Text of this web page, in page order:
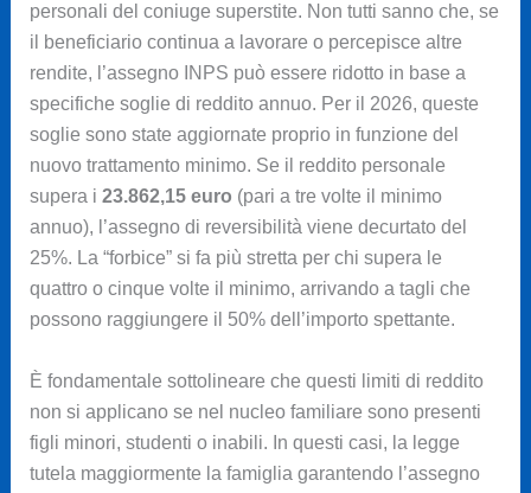
personali del coniuge superstite. Non tutti sanno che, se
il beneficiario continua a lavorare o percepisce altre
rendite, l’assegno INPS può essere ridotto in base a
specifiche soglie di reddito annuo. Per il 2026, queste
soglie sono state aggiornate proprio in funzione del
nuovo trattamento minimo. Se il reddito personale
supera i 23.862,15 euro (pari a tre volte il minimo
annuo), l’assegno di reversibilità viene decurtato del
25%. La “forbice” si fa più stretta per chi supera le
quattro o cinque volte il minimo, arrivando a tagli che
possono raggiungere il 50% dell’importo spettante.
È fondamentale sottolineare che questi limiti di reddito
non si applicano se nel nucleo familiare sono presenti
figli minori, studenti o inabili. In questi casi, la legge
tutela maggiormente la famiglia garantendo l’assegno